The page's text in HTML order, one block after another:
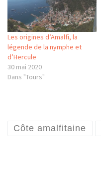
Les origines d’Amalfi, la
légende de la nymphe et
d’Hercule
30 mai 2020
Dans "Tours"
Côte amalfitaine